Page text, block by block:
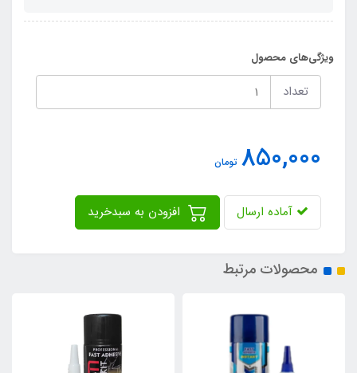
ویژگی‌های محصول
تعداد
850,000 تومان
آماده ارسال
محصولات مرتبط